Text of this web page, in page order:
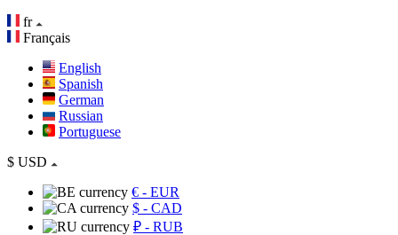
fr
Français
English
Spanish
German
Russian
Portuguese
$ USD
€ - EUR
$ - CAD
₽ - RUB